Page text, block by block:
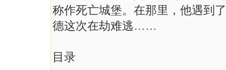
称作死亡城堡。在那里，他遇到
德这次在劫难逃……
目录